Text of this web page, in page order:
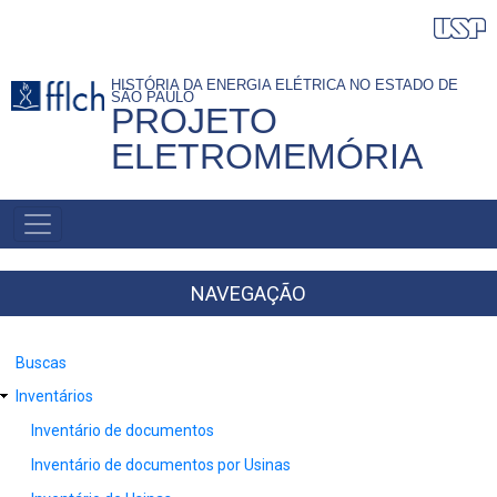
conteúdo
HISTÓRIA DA ENERGIA ELÉTRICA NO ESTADO DE
SÃO PAULO
PROJETO
ELETROMEMÓRIA
NAVEGAÇÃO
PRINCIPAL
NAVEGAÇÃO
Buscas
Inventários
Inventário de documentos
Inventário de documentos por Usinas